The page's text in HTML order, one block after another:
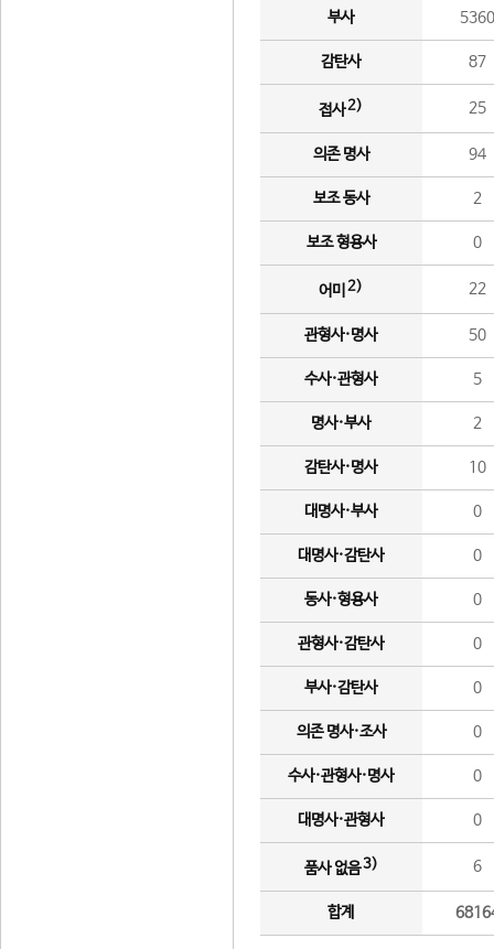
부사 5360
감탄사 87
접사2) 25
의존 명사 94
보조 동사 2
보조 형용사 0
어미 2) 22
관형사·명사 50
수사·관형사 5
명사·부사 2
감탄사·명사 10
대명사·부사 0
대명사·감탄사 0
동사·형용사 0
관형사·감탄사 0
부사·감탄사 0
의존 명사·조사 0
수사·관형사·명사 0
대명사·관형사 0
품사 없음3) 6
합계